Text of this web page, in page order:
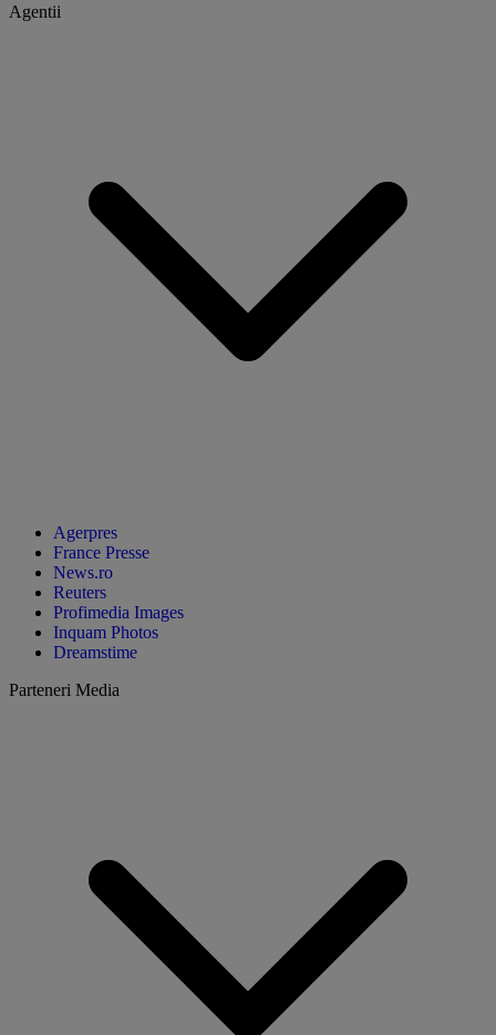
Agentii
Agerpres
France Presse
News.ro
Reuters
Profimedia Images
Inquam Photos
Dreamstime
Parteneri Media